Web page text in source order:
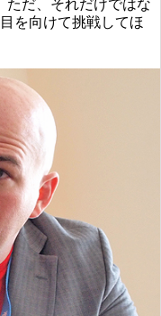
ただ、それだけではな
を向けて挑戦してほ